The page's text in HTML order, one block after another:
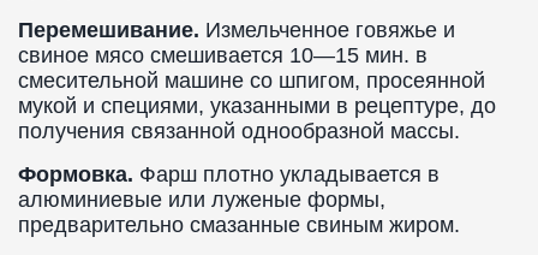
Перемешивание. Измельченное говяжье и
свиное мясо смешивается 10—15 мин. в
смесительной машине со шпигом, просеянной
мукой и специями, указанными в рецептуре, до
получения связанной однообразной массы.
Формовка. Фарш плотно укладывается в
алюминиевые или луженые формы,
предварительно смазанные свиным жиром.